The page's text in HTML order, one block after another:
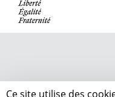
Ce site utilise des